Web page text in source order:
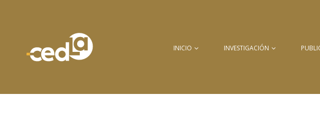
INICIO INVESTIGACIÓN